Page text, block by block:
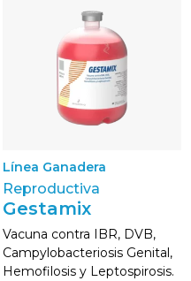
Línea Ganadera
Reproductiva
Gestamix
Vacuna contra IBR, DVB,
Campylobacteriosis Genital,
Hemofilosis y Leptospirosis.